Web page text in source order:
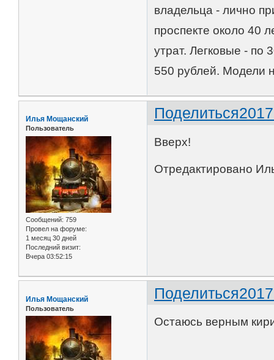
владельца - лично
проспекте около 40
утрат. Легковые - по
550 рублей. Модели
Поделиться
Илья Мощанский
Пользователь
Сообщений: 759
Провел на форуме:
1 месяц 30 дней
Последний визит:
Вчера 03:52:15
Вверх!
Отредактировано
Поделиться
Илья Мощанский
Пользователь
Остаюсь верным